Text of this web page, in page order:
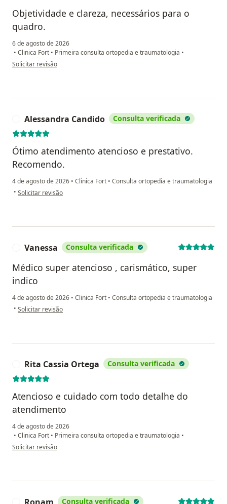
Objetividade e clareza, necessários para o
quadro.
6 de agosto de 2026
• Clinica Fort • Primeira consulta ortopedia e traumatologia •
na opinião do utilizador S. Claudio
Solicitar revisão
Alessandra Candido Consulta verificada
Ótimo atendimento atencioso e prestativo.
Recomendo.
4 de agosto de 2026 • Clinica Fort • Consulta ortopedia e traumatologia
• na opinião do utilizador Alessandra Candido
Solicitar revisão
Vanessa Consulta verificada
Médico super atencioso , carismático, super
indico
4 de agosto de 2026 • Clinica Fort • Consulta ortopedia e traumatologia
• na opinião do utilizador Vanessa
Solicitar revisão
Rita Cassia Ortega Consulta verificada
Atencioso e cuidado com todo detalhe do
atendimento
4 de agosto de 2026
• Clinica Fort • Primeira consulta ortopedia e traumatologia •
na opinião do utilizador Rita Cassia Ortega
Solicitar revisão
Consulta verificada